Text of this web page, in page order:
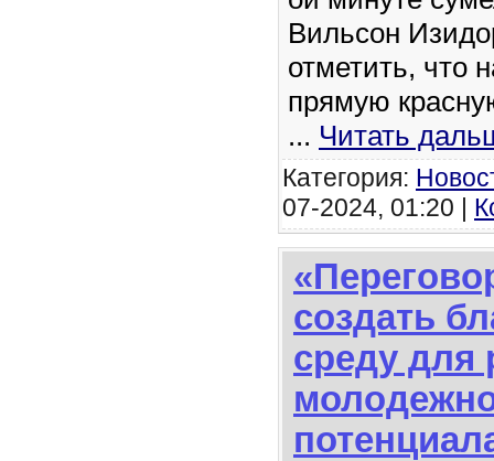
Вильсон
отметить, что
прямую
... Читать
Категория:
07-2024, 01:20 |
создать
среду для